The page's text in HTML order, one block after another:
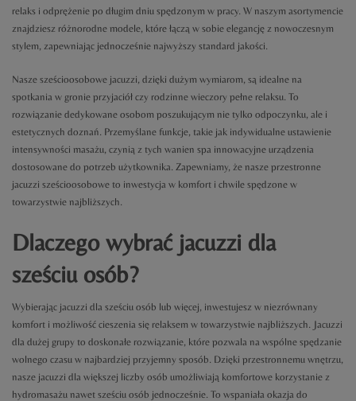
relaks i odprężenie po długim dniu spędzonym w pracy. W naszym asortymencie
znajdziesz różnorodne modele, które łączą w sobie elegancję z nowoczesnym
stylem, zapewniając jednocześnie najwyższy standard jakości.
Nasze sześcioosobowe jacuzzi, dzięki dużym wymiarom, są idealne na
spotkania w gronie przyjaciół czy rodzinne wieczory pełne relaksu. To
rozwiązanie dedykowane osobom poszukującym nie tylko odpoczynku, ale i
estetycznych doznań. Przemyślane funkcje, takie jak indywidualne ustawienie
intensywności masażu, czynią z tych wanien spa innowacyjne urządzenia
dostosowane do potrzeb użytkownika. Zapewniamy, że nasze przestronne
jacuzzi sześcioosobowe to inwestycja w komfort i chwile spędzone w
towarzystwie najbliższych.
Dlaczego wybrać jacuzzi dla
sześciu osób?
Wybierając jacuzzi dla sześciu osób lub więcej, inwestujesz w niezrównany
komfort i możliwość cieszenia się relaksem w towarzystwie najbliższych. Jacuzzi
dla dużej grupy to doskonałe rozwiązanie, które pozwala na wspólne spędzanie
wolnego czasu w najbardziej przyjemny sposób. Dzięki przestronnemu wnętrzu,
nasze jacuzzi dla większej liczby osób umożliwiają komfortowe korzystanie z
hydromasażu nawet sześciu osób jednocześnie. To wspaniała okazja do